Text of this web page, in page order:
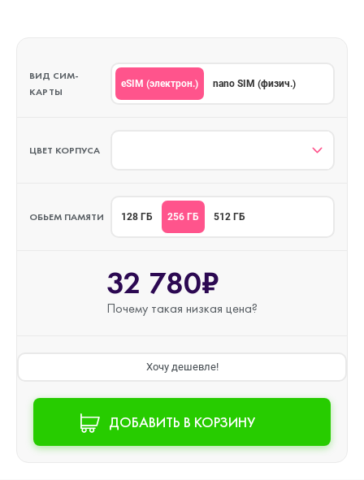
ВИД СИМ-
КАРТЫ
eSIM (электрон.) nano SIM (физич.)
ЦВЕТ КОРПУСА
ОБЬЕМ ПАМЯТИ 128 ГБ 256 ГБ 512 ГБ
32 780₽
Почему такая низкая цена?
Хочу дешевле!
ДОБАВИТЬ В КОРЗИНУ